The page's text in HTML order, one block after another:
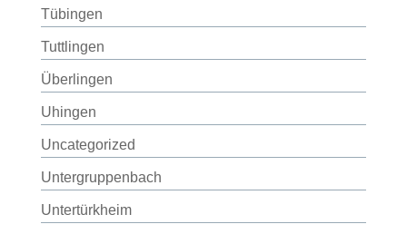
Tübingen
Tuttlingen
Überlingen
Uhingen
Uncategorized
Untergruppenbach
Untertürkheim